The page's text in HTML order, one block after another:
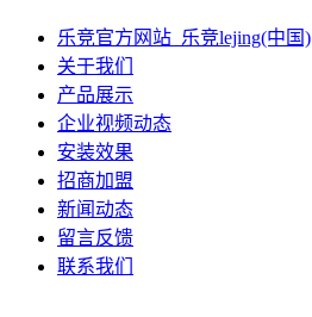
乐竞官方网站_乐竞lejing(中国)
关于我们
产品展示
企业视频动态
安装效果
招商加盟
新闻动态
留言反馈
联系我们